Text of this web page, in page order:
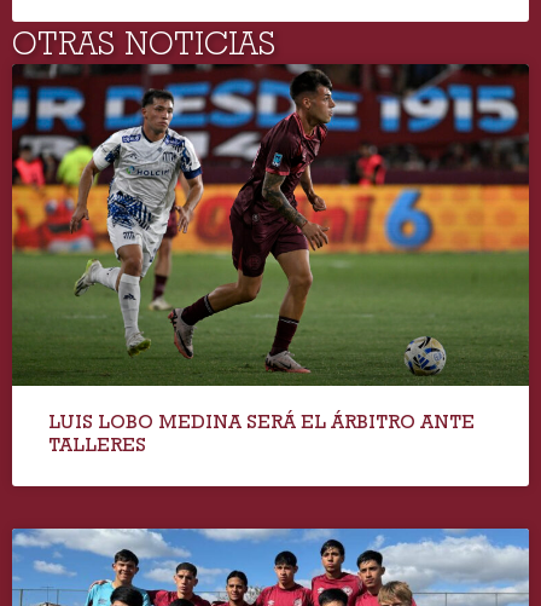
OTRAS NOTICIAS
LUIS LOBO MEDINA SERÁ EL ÁRBITRO ANTE
TALLERES